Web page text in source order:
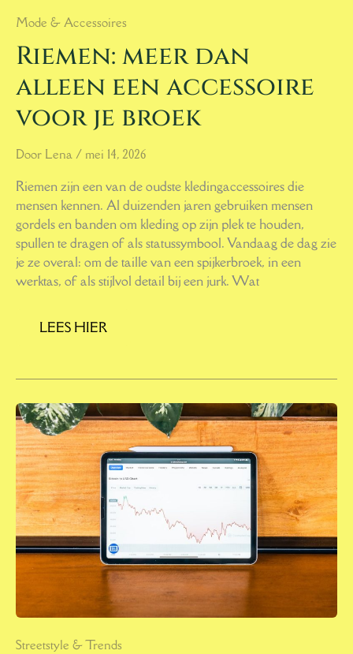
Mode & Accessoires
Riemen: meer dan
alleen een accessoire
voor je broek
Door Lena / mei 14, 2026
Riemen zijn een van de oudste kledingaccessoires die
mensen kennen. Al duizenden jaren gebruiken mensen
gordels en banden om kleding op zijn plek te houden,
spullen te dragen of als statussymbool. Vandaag de dag zie
je ze overal: om de taille van een spijkerbroek, in een
werktas, of als stijlvol detail bij een jurk. Wat
LEES HIER
Streetstyle & Trends
TREND
ALERT:
HOE
EEN
GETAL
HEEL
TIKTOK
OVERNAM